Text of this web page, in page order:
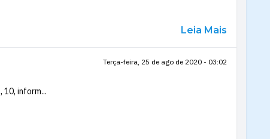
Leia Mais
Terça-feira, 25 de ago de 2020 - 03:02
inform...